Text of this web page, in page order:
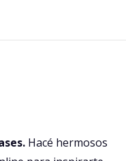
Hacé hermosos